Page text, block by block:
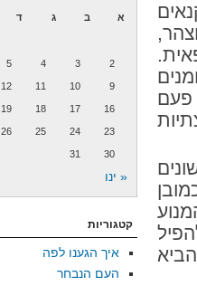
פעם
א ב ג ד
2
3
4
5
9
10
11
12
16
17
18
19
23
24
25
26
30
31
« ינו
קטגוריות
איך הגענו לפה
העם הנבחר